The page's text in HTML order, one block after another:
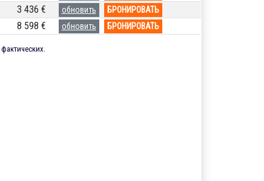
3 436 € обновить БРОНИРОВАТЬ
8 598 € обновить БРОНИРОВАТЬ